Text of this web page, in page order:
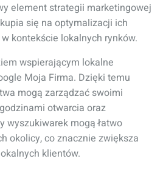
element strategii marketingowej
się na optymalizacji ich
kontekście lokalnych rynków.
wspierającym lokalne
Moja Firma. Dzięki temu
mogą zarządzać swoimi
otwarcia oraz
wyszukiwarek mogą łatwo
okolicy, co znacznie zwiększa
klientów.